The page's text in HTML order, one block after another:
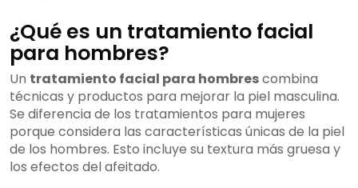
¿Qué es un tratamiento facial
para hombres?
Un tratamiento facial para hombrescombina
técnicas y productos para mejorar la piel masculina.
Se diferencia de los tratamientos para mujeres
porque considera las características únicas de la piel
de los hombres. Esto incluye su textura más gruesa y
los efectos del afeitado.